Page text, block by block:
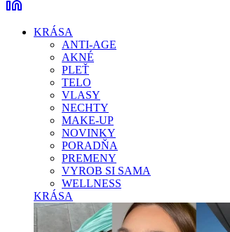
KRÁSA
ANTI-AGE
AKNÉ
PLEŤ
TELO
VLASY
NECHTY
MAKE-UP
NOVINKY
PORADŇA
PREMENY
VYROB SI SAMA
WELLNESS
KRÁSA